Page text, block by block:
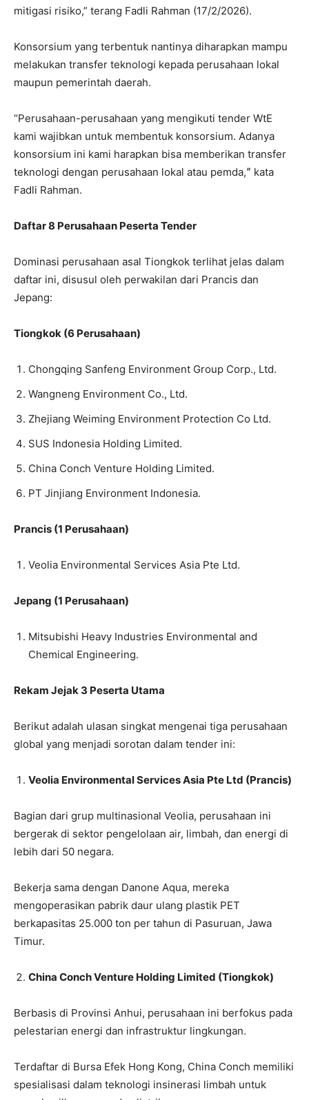
mitigasi risiko,” terang Fadli Rahman (17/2/2026).
Konsorsium yang terbentuk nantinya diharapkan mampu
melakukan transfer teknologi kepada perusahaan lokal
maupun pemerintah daerah.
“Perusahaan-perusahaan yang mengikuti tender WtE
kami wajibkan untuk membentuk konsorsium. Adanya
konsorsium ini kami harapkan bisa memberikan transfer
teknologi dengan perusahaan lokal atau pemda,ˮ kata
Fadli Rahman.
Daftar 8 Perusahaan Peserta Tender
Dominasi perusahaan asal Tiongkok terlihat jelas dalam
daftar ini, disusul oleh perwakilan dari Prancis dan
Jepang:
Tiongkok (6 Perusahaan)
Chongqing Sanfeng Environment Group Corp., Ltd.
Wangneng Environment Co., Ltd.
Zhejiang Weiming Environment Protection Co Ltd.
SUS Indonesia Holding Limited.
China Conch Venture Holding Limited.
PT Jinjiang Environment Indonesia.
Prancis (1 Perusahaan)
Veolia Environmental Services Asia Pte Ltd.
Jepang (1 Perusahaan)
Mitsubishi Heavy Industries Environmental and
Chemical Engineering.
Rekam Jejak 3 Peserta Utama
Berikut adalah ulasan singkat mengenai tiga perusahaan
global yang menjadi sorotan dalam tender ini:
Veolia Environmental Services Asia Pte Ltd (Prancis)
Bagian dari grup multinasional Veolia, perusahaan ini
bergerak di sektor pengelolaan air, limbah, dan energi di
lebih dari 50 negara.
Bekerja sama dengan Danone Aqua, mereka
mengoperasikan pabrik daur ulang plastik PET
berkapasitas 25.000 ton per tahun di Pasuruan, Jawa
Timur.
China Conch Venture Holding Limited (Tiongkok)
Berbasis di Provinsi Anhui, perusahaan ini berfokus pada
pelestarian energi dan infrastruktur lingkungan.
Terdaftar di Bursa Efek Hong Kong, China Conch memiliki
spesialisasi dalam teknologi insinerasi limbah untuk